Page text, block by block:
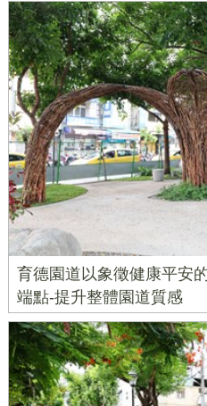
育德園道以象徵健康平安
端點-提升整體園道質感